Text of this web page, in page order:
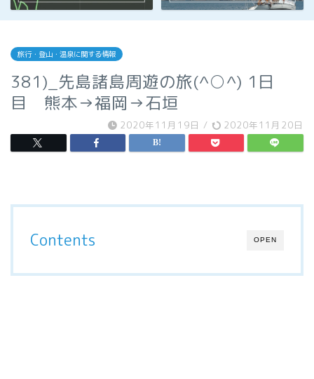
旅行・登山・温泉に関する情報
381)_先島諸島周遊の旅(^○^) 1日
目 熊本→福岡→石垣
2020年11月19日 / 2020年11月20日
OPEN
Contents